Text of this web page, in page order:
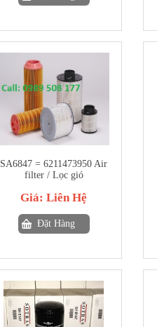
SA6847 = 6211473950 Air
filter / Lọc gió
Giá: Liên Hệ
Đặt Hàng